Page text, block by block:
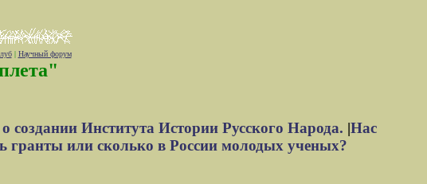
| Научный форум
создании Института Истории Русского Народа. |Нас
гранты или сколько в России молодых ученых?